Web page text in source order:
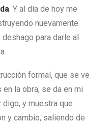
. Y al día de hoy me
nuevamente
para darle al
formal, que se ve
la obra, se da en mi
y muestra que
y cambio, saliendo de